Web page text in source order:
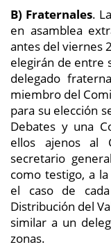
B) Fraternales.
en asamblea
antes del viernes
elegirán de entre
delegado
miembro del
para su elección
Debates y una
ellos ajenos al
secretario
como testigo, a
el caso de
Distribución del
similar a un
zonas.